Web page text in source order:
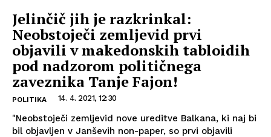
Jelinčič jih je razkrinkal:
Neobstoječi zemljevid prvi
objavili v makedonskih tabloidih
pod nadzorom političnega
zaveznika Tanje Fajon!
POLITIKA 14. 4. 2021, 12:30
"Neobstoječi zemljevid nove ureditve Balkana, ki naj bi
bil objavljen v Janševih non-paper, so prvi objavili